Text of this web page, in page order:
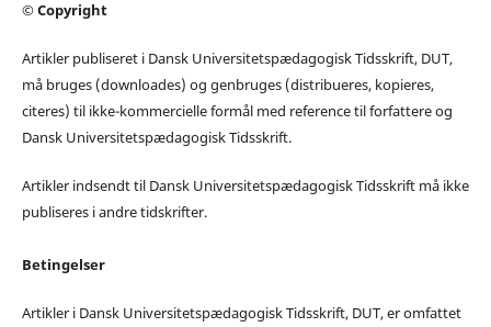
© Copyright
Artikler publiseret i Dansk Universitetspædagogisk Tidsskrift, DUT,
må bruges (downloades) og genbruges (distribueres, kopieres,
citeres) til ikke-kommercielle formål med reference til forfattere og
Dansk Universitetspædagogisk Tidsskrift.
Artikler indsendt til Dansk Universitetspædagogisk Tidsskrift må ikke
publiseres i andre tidskrifter.
Betingelser
Artikler i Dansk Universitetspædagogisk Tidsskrift, DUT, er omfattet